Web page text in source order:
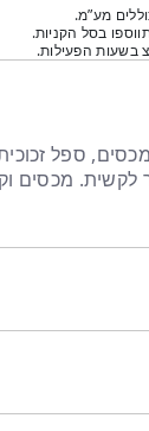
מע”מ.
בסל הקניות.
בשעות הפעילות.
לקשית. מכסים